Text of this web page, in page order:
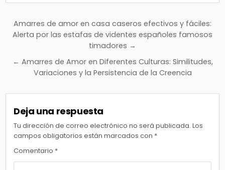
Navegación
de
Amarres de amor en casa caseros efectivos y fáciles:
Alerta por las estafas de videntes españoles famosos
timadores →
← Amarres de Amor en Diferentes Culturas: Similitudes,
Variaciones y la Persistencia de la Creencia
Deja una respuesta
Tu dirección de correo electrónico no será publicada. Los
campos obligatorios están marcados con *
Comentario *